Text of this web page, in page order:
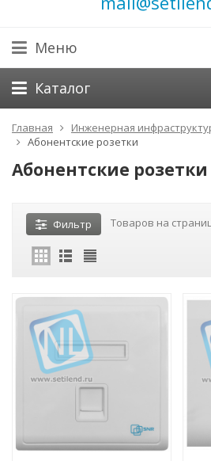
Меню
Каталог
Главная Инженерная
Абонентские розетки
Абонентские розетки
Фильтр Товаров на